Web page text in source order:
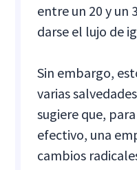
entre un 20 y un
darse el lujo de
Sin embargo,
varias
sugiere que,
efectivo, una
cambios